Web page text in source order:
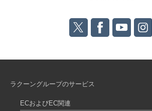
ラクーングループのサービス
ECおよびEC関連